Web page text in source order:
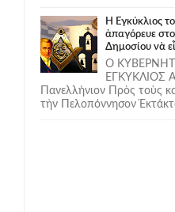
Ἡ Ἐγκύκλιος
ἀπαγόρευε
Δημοσίου νὰ
Ο
ΕΓΚΥΚΛΙΟΣ
Πανελλήνιον Πρὸς τοὺς
τὴν Πελοπόννησον